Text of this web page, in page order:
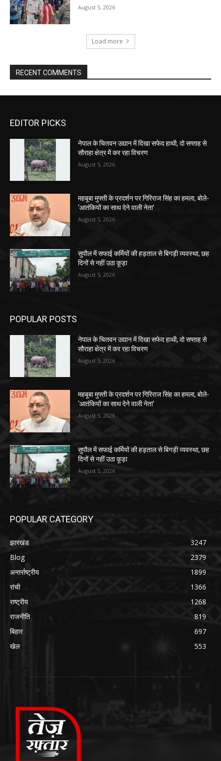
August 5, 2026
Load more
RECENT COMMENTS
EDITOR PICKS
नेपाल के चितवन उद्यान में दिखा सफेद हाथी, दो सप्ताह से
सौराहा क्षेत्र में कर रहा विचरण
August 5, 2026
महबूबा मुफ्ती के प्रदर्शन पर गिरिराज सिंह का हमला, बोले-
‘आतंकियों का साथ देने वाली नेता’
August 5, 2026
सुपौल में सफाई कर्मियों की हड़ताल से बिगड़ी व्यवस्था, छह
दिनों से नहीं उठा कूड़ा
August 5, 2026
POPULAR POSTS
नेपाल के चितवन उद्यान में दिखा सफेद हाथी, दो सप्ताह से
सौराहा क्षेत्र में कर रहा विचरण
August 5, 2026
महबूबा मुफ्ती के प्रदर्शन पर गिरिराज सिंह का हमला, बोले-
‘आतंकियों का साथ देने वाली नेता’
August 5, 2026
सुपौल में सफाई कर्मियों की हड़ताल से बिगड़ी व्यवस्था, छह
दिनों से नहीं उठा कूड़ा
August 5, 2026
POPULAR CATEGORY
झारखंड
3247
Blog
2379
अन्तर्राष्ट्रीय
1899
रांची
1366
राष्ट्रीय
1268
राजनीति
819
बिहार
697
खेल
553